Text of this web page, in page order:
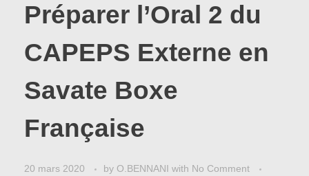
Des exemples écrits
Volley-ball
Boxe Française
Cross training
Enfile Tes Baskets
LES TEXTES OFFICIELS
Préparer l’Oral 2 du
CAPEPS Externe en
Savate Boxe
Française
20 mars 2020 by O.BENNANI with No Comment